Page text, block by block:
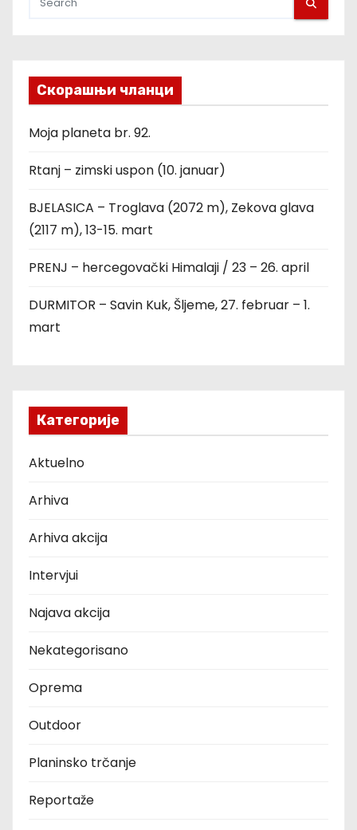
Скорашњи чланци
Moja planeta br. 92.
Rtanj – zimski uspon (10. januar)
BJELASICA – Troglava (2072 m), Zekova glava
(2117 m), 13-15. mart
PRENJ – hercegovački Himalaji / 23 – 26. april
DURMITOR – Savin Kuk, Šljeme, 27. februar – 1.
mart
Категорије
Aktuelno
Arhiva
Arhiva akcija
Intervjui
Najava akcija
Nekategorisano
Oprema
Outdoor
Planinsko trčanje
Reportaže